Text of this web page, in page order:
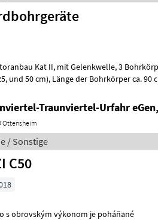
Gelenkwelle, 3 Bohrkörper
Traunviertel-Urfahr
Ottensheim
/ Sonstige
C50
s obrovským výkonom je poháňané